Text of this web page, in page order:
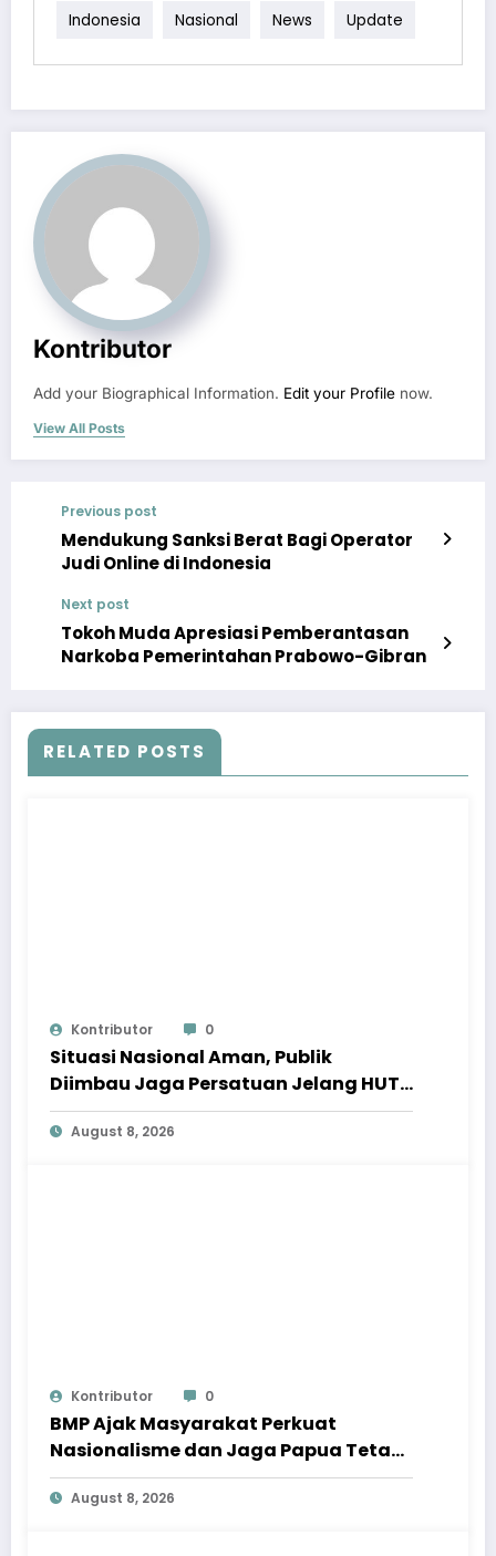
Indonesia Nasional News Update
Kontributor
Add your Biographical Information. Edit your Profile now.
View All Posts
Previous post
Mendukung Sanksi Berat Bagi Operator
Judi Online di Indonesia
Next post
Tokoh Muda Apresiasi Pemberantasan
Narkoba Pemerintahan Prabowo-Gibran
RELATED POSTS
Kontributor 0
Situasi Nasional Aman, Publik
Diimbau Jaga Persatuan Jelang HUT
Ke-81 RI
August 8, 2026
Kontributor 0
BMP Ajak Masyarakat Perkuat
Nasionalisme dan Jaga Papua Tetap
Aman Menjelang HUT Ke-81 RI
August 8, 2026